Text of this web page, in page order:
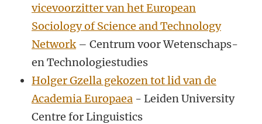
vicevoorzitter van het European
Sociology of Science and Technology
Network– Centrum voor Wetenschaps-
en Technologiestudies
Holger Gzella gekozen tot lid van de
Academia Europaea - Leiden University
Centre for Linguistics